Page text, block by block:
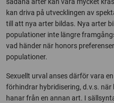
kan driva på utvecklingen av
till att nya arter bildas. Nya arter
populationer inte längre
vad händer när honors
populationer.
Sexuellt urval anses därför vara
förhindrar hybridisering, d.v.s.
hanar från en annan art. I